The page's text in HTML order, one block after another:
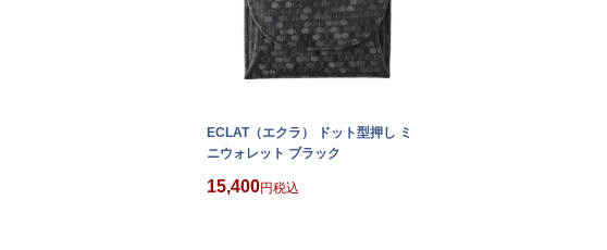
ECLAT（エクラ） ドット型押し ミ
ニウォレット ブラック
15,400 税込